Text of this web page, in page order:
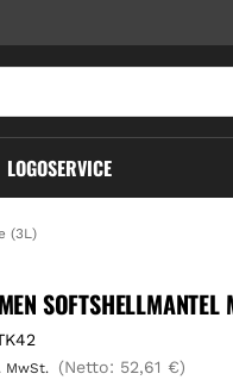
LOGOSERVICE
(3L)
MwSt. (Netto: 52,61 €)